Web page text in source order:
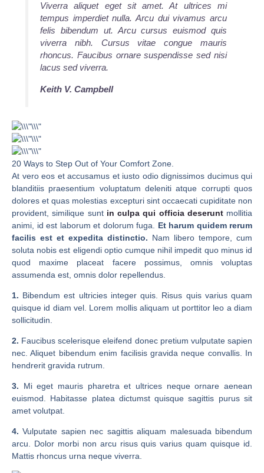
Viverra aliquet eget sit amet. At ultrices mi
tempus imperdiet nulla. Arcu dui vivamus arcu
felis bibendum ut. Arcu cursus euismod quis
viverra nibh. Cursus vitae congue mauris
rhoncus. Faucibus ornare suspendisse sed nisi
lacus sed viverra.
Keith V. Campbell
20 Ways to Step Out of Your Comfort Zone.
At vero eos et accusamus et iusto odio dignissimos ducimus qui
blanditiis praesentium voluptatum deleniti atque corrupti quos
dolores et quas molestias excepturi sint occaecati cupiditate non
provident, similique sunt in culpa qui officia deseruntmollitia
animi, id est laborum et dolorum fuga. Et harum quidem rerum
facilis est et expedita distinctio. Nam libero tempore, cum
soluta nobis est eligendi optio cumque nihil impedit quo minus id
quod maxime placeat facere possimus, omnis voluptas
assumenda est, omnis dolor repellendus.
1. Bibendum est ultricies integer quis. Risus quis varius quam
quisque id diam vel. Lorem mollis aliquam ut porttitor leo a diam
sollicitudin.
2. Faucibus scelerisque eleifend donec pretium vulputate sapien
nec. Aliquet bibendum enim facilisis gravida neque convallis. In
hendrerit gravida rutrum.
3. Mi eget mauris pharetra et ultrices neque ornare aenean
euismod. Habitasse platea dictumst quisque sagittis purus sit
amet volutpat.
4.Vulputate sapien nec sagittis aliquam malesuada bibendum
arcu. Dolor morbi non arcu risus quis varius quam quisque id.
Mattis rhoncus urna neque viverra.